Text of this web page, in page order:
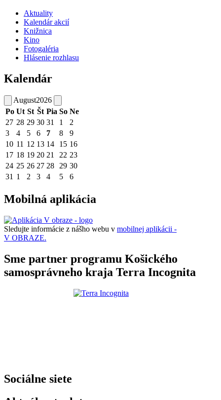
Aktuality
Kalendár akcií
Knižnica
Kino
Fotogaléria
Hlásenie rozhlasu
Kalendár
August2026
Po Ut St Št Pia So Ne
27 28 29 30 31 1
2
3
4 5 6 7 8
9
10 11 12 13 14 15 16
17 18 19 20 21 22 23
24 25 26 27 28 29 30
31 1 2 3 4 5 6
Mobilná aplikácia
Sledujte informácie z nášho webu v mobilnej aplikácii -
V OBRAZE.
Sme partner programu Košického
samosprávneho kraja Terra Incognita
Sociálne siete